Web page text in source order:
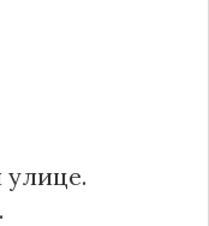
улице.